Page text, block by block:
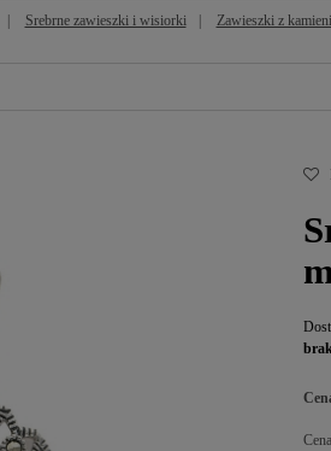
Srebrne zawieszki i wisiorki Zawieszki z